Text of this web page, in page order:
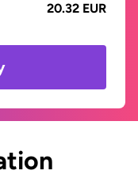
20.32 EUR